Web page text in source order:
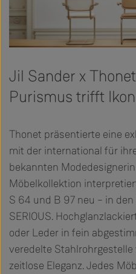
Jil Sander x
Purismus trifft
Thonet präsentierte eine
mit der international für
bekannten
Möbelkollektion
S 64 und B 97 neu – in
SERIOUS.
oder Leder in fein
veredelte
zeitlose Eleganz. Jedes